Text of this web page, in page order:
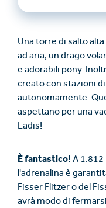
+43/5476/6239
Una torre di salto
ad aria, un drago
e adorabili pony.
creato con stazioni
autonomamente.
aspettano per una
Ladis!
È fantastico! A 1.812
l'adrenalina è
Fisser Flitzer o del
avrà modo di